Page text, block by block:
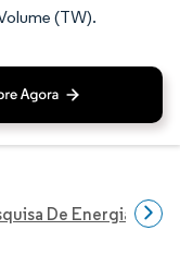
(TW).
De Energia E